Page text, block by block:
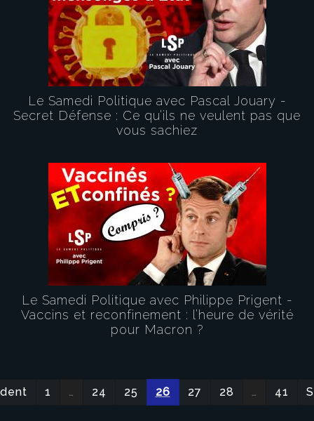
Le Samedi Politique avec Pascal Jouary -
Secret Défense : Ce qu’ils ne veulent pas que
vous sachiez
Le Samedi Politique avec Philippe Prigent -
Vaccins et reconfinement : l’heure de vérité
pour Macron ?
1 … 24 25 26 27 28 … 41